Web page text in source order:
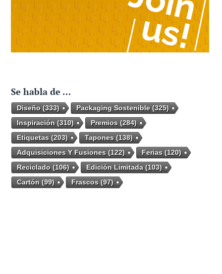
Se habla de …
Diseño (333) Packaging Sostenible(325)
Inspiración (310) Premios(284)
Etiquetas(203) Tapones(138)
Adquisiciones Y Fusiones(122) Ferias(120)
Reciclado (106) Edición Limitada (103)
Cartón (99) Frascos(97)